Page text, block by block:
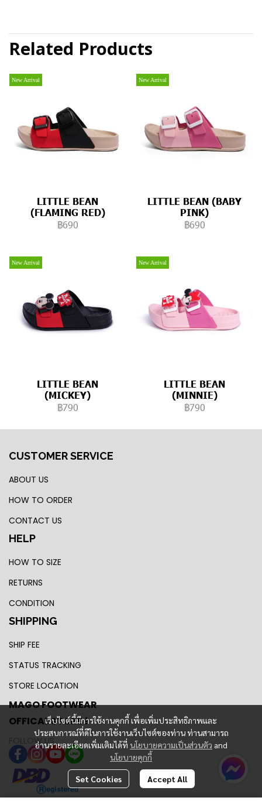
Related Products
New Arrival
LITTLE BEAN
(FLAMING RED)
฿690
New Arrival
LITTLE BEAN (BABY
PINK)
฿690
New Arrival
LITTLE BEAN
(MICKEY)
฿790
New Arrival
LITTLE BEAN
(MINNIE)
฿790
เว็บไซต์นี้มีการใช้งานคุกกี้ เพื่อเพิ่มประสิทธิภาพและ
ประสบการณ์ที่ดีในการใช้งานเว็บไซต์ของท่าน ท่านสามารถ
อ่านรายละเอียดเพิ่มเติมได้ที่ นโยบายความเป็นส่วนตัว and
นโยบายคุกกี้
Set Cookies Accept All
CUSTOMER SERVICE
ABOUT US
HOW TO ORDER
CONTACT US
HELP
HOW TO SIZE
RETURNS
CONDITION
SHIPPING
SHIP FEE
STATUS TRACKING
STORE LOCATION
MAGO FOOTWEAR
OFFICAL STORE !
FOLLOW US